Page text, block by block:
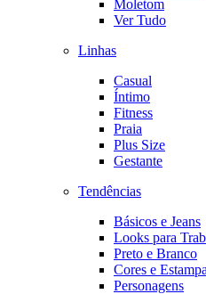
Moletom
Ver Tudo
Linhas
Casual
Íntimo
Fitness
Praia
Plus Size
Gestante
Tendências
Básicos e Jeans
Looks para
Preto e Branco
Cores e
Personagens